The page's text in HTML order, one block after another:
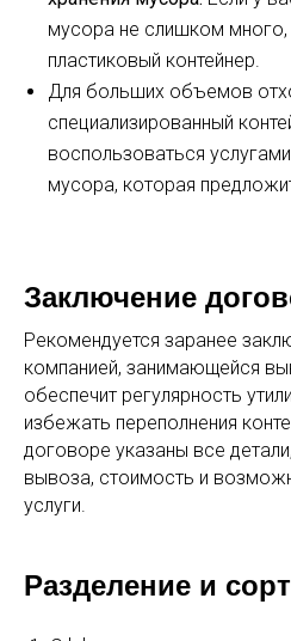
мусора не слишком много,
пластиковый контейнер.
Для больших объемов
специализированный
воспользоваться
мусора, которая
Заключение
Рекомендуется заранее
компанией, занимающейся
обеспечит регулярность
избежать переполнения
договоре указаны все
вывоза, стоимость и
услуги.
Разделение и